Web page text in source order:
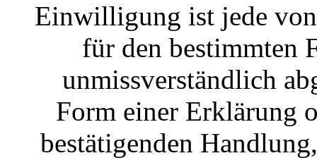
Einwilligung ist jede
für den bestimmten
unmissverständlich
Form einer Erklärung
bestätigenden